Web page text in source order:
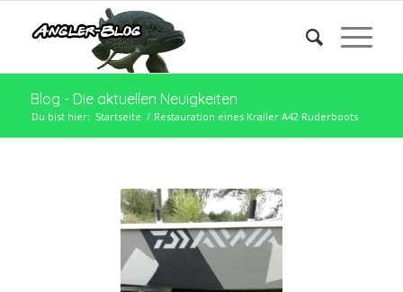
Blog - Die aktuellen Neuigkeiten
Du bist hier: Startseite / Restauration eines Kraller A42 Ruderboots